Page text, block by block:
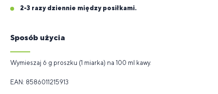
2-3 razy dziennie między posiłkami.
Sposób użycia
Wymieszaj 6 g proszku (1 miarka) na 100 ml kawy.
EAN: 8586011215913